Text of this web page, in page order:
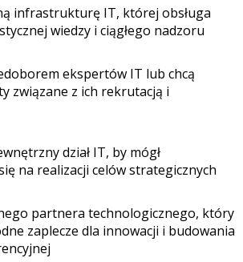
infrastrukturę IT, której obsługa
wiedzy i ciągłego nadzoru
ekspertów IT lub chcą
związane z ich rekrutacją i
dział IT, by mógł
na realizacji celów strategicznych
partnera technologicznego, który
zaplecze dla innowacji i budowania